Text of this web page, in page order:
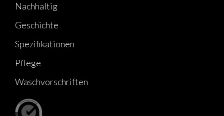
Nachhaltig
Geschichte
Spezifikationen
Pflege
Waschvorschriften